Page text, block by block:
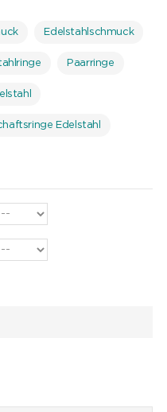
Edelstahlschmuck
Paarringe
Edelstahl